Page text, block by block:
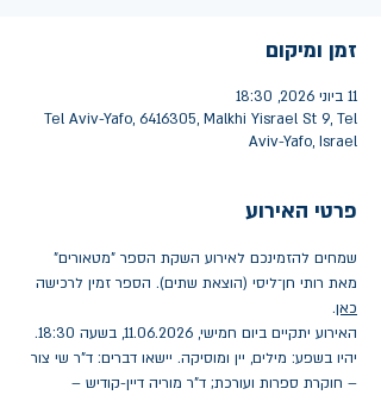
זמן ומיקום
11 ביוני 2026, 18:30
Tel Aviv-Yafo, 6416305, Malkhi Yisrael St 9, Tel
Aviv-Yafo, Israel
פרטי האירוע
שמחים להזמינכם לאירוע השקת הספר "מטאורים"
מאת רותי חן־ליסי (הוצאת שתים). הספר זמין לרכישה
כאן.
האירוע יתקיים ביום חמישי, 11.06.2026, בשעה 18:30.
יהיו בשפע: מילים, יין ומוסיקה. יישאו דברים: ד"ר שי צור
– חוקרת ספרות ועורכת; ד"ר מוריה דיין-קודיש –